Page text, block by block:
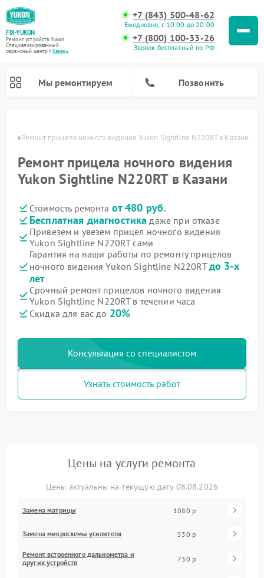
FIX-YUKON
Ремонт устройств Yukon
Специализированный
cервисный центр г.Казань
+7 (843) 500-48-62
Ежедневно, с 10:00 до 20:00
+7 (800) 100-33-26
Звонок бесплатный по РФ
Мы ремонтируем Позвонить
Ремонт прицела ночного видения Yukon Sightline N220RT в Казани
Ремонт прицела ночного видения
Yukon Sightline N220RT в Казани
Стоимость ремонта от 480 руб.
Бесплатная диагностика даже при отказе
Привезем и увезем прицел ночного видения
Yukon Sightline N220RT сами
Гарантия на наши работы по ремонту прицелов
ночного видения Yukon Sightline N220RTдо 3-х
лет
Срочный ремонт прицелов ночного видения
Yukon Sightline N220RT в течении часа
Скидка для вас до 20%
Консультация со специалистом
Узнать стоимость работ
Цены на услуги ремонта
Цены актуальны на текущую дату 08.08.2026
Замена матрицы 1080 р
Замена микросхемы усилителя 530 р
Ремонт встроенного дальнометра и
других устройств
730 р